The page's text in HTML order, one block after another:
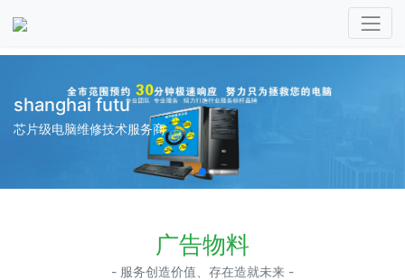
shanghai futu
芯片级电脑维修技术服务商
广告物料
- 服务创造价值、存在造就未来 -